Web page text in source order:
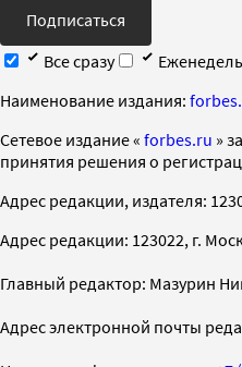
Подписаться
Все сразу
Наименование издания:
Cетевое издание « forbes.ru »
принятия решения о
Адрес редакции, издателя:
Адрес редакции: 123022, г.
Главный редактор: Мазурин
Адрес электронной почты